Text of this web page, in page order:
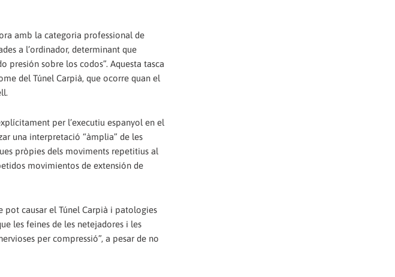
amb la categoria professional de
a l’ordinador, determinant que
presión sobre los codos”. Aquesta tasca
del Túnel Carpià, que ocorre quan el
per l’executiu espanyol en el
una interpretació “àmplia” de les
pròpies dels moviments repetitius al
movimientos de extensión de
pot causar el Túnel Carpià i patologies
les feines de les netejadores i les
per compressió”, a pesar de no